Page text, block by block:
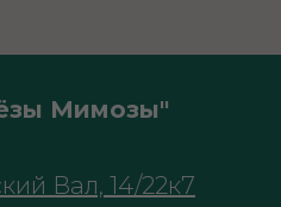
Мимозы"
Вал, 14/22к7